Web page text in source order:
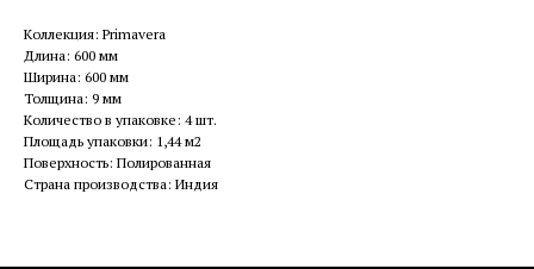
Коллекция: Primavera
Длина: 600 мм
Ширина: 600 мм
Толщина: 9 мм
Количество в упаковке: 4 шт.
Площадь упаковки: 1,44 м2
Поверхность: Полированная
Страна производства: Индия